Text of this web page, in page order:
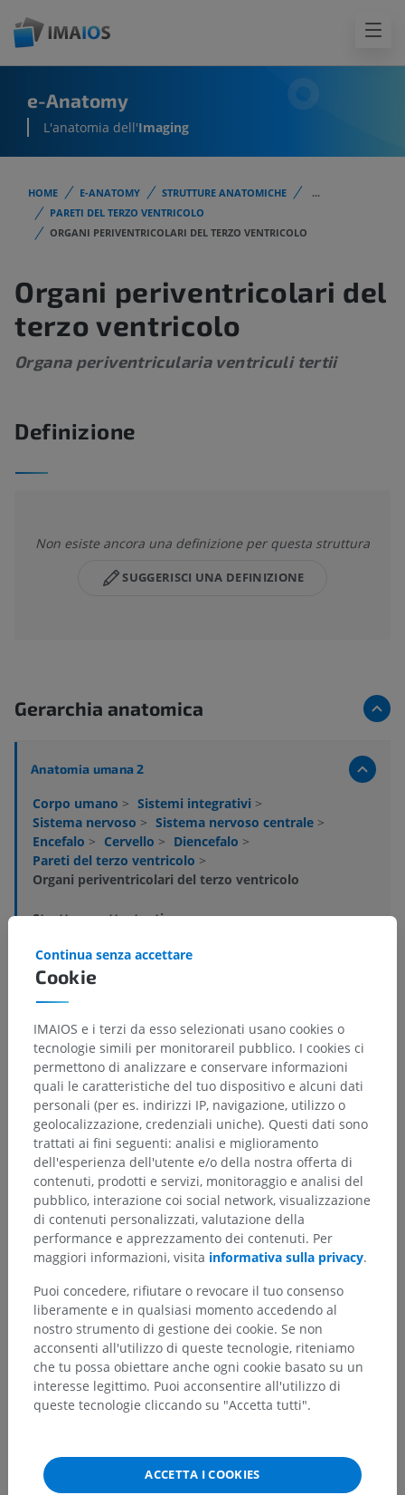
e-Anatomy
L'anatomia dell'Imaging
HOME E-ANATOMY STRUTTURE ANATOMICHE
...
PARETI DEL TERZO VENTRICOLO
ORGANI PERIVENTRICOLARI DEL TERZO VENTRICOLO
Organi periventricolari del
terzo ventricolo
Organa periventricularia ventriculi tertii
Definizione
Non esiste ancora una definizione per questa struttura
SUGGERISCI UNA DEFINIZIONE
Gerarchia anatomica
Anatomia umana 2
Corpo umano > Sistemi integrativi >
Sistema nervoso > Sistema nervoso centrale >
Encefalo > Cervello > Diencefalo >
Pareti del terzo ventricolo >
Organi periventricolari del terzo ventricolo
Strutture sottostanti:
Organo subfornicale
Organo subcommessurale
Traduzioni
Hai notato un errore?
Non esitare a suggerire una correzione, traduzione o
un miglioramento dei contenuti.
Segnala un problema
SCARICA L'APP
Cookie
Continua senza accettare
IMAIOS e i terzi da esso selezionati usano cookies o
tecnologie simili per monitorareil pubblico. I cookies ci
permettono di analizzare e conservare informazioni
quali le caratteristiche del tuo dispositivo e alcuni dati
personali (per es. indirizzi IP, navigazione, utilizzo o
geolocalizzazione, credenziali uniche). Questi dati sono
trattati ai fini seguenti: analisi e miglioramento
dell'esperienza dell'utente e/o della nostra offerta di
contenuti, prodotti e servizi, monitoraggio e analisi del
pubblico, interazione coi social network, visualizzazione
di contenuti personalizzati, valutazione della
performance e apprezzamento dei contenuti. Per
maggiori informazioni, visita informativa sulla privacy.
Puoi concedere, rifiutare o revocare il tuo consenso
liberamente e in qualsiasi momento accedendo al
nostro strumento di gestione dei cookie. Se non
acconsenti all'utilizzo di queste tecnologie, riteniamo
che tu possa obiettare anche ogni cookie basato su un
interesse legittimo. Puoi acconsentire all'utilizzo di
queste tecnologie cliccando su "Accetta tutti".
ACCETTA I COOKIES